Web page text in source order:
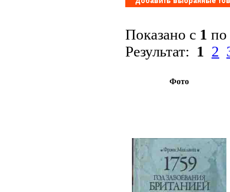
Показано с 1 по
Результат: 1 2
Фото